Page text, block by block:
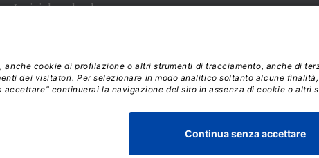
I miei download
Responsabile della Protezione dei Dati: dpo@lswr.it
Viale Enrico Forlanini, 21 - 20134 Milano (MI)
ordinilswr@lswr.it - 02.88184.270